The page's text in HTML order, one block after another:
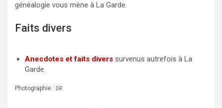
généalogie vous mène à La Garde.
Faits divers
Anecdotes et faits divers survenus autrefois à La
Garde.
Photographie : DR